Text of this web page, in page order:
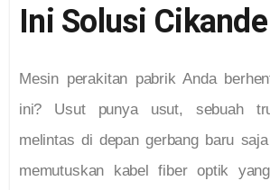
Ini Solusi Cikande
Mesin perakitan pabrik Anda
ini? Usut punya usut, sebuah
melintas di depan gerbang baru
memutuskan kabel fiber optik